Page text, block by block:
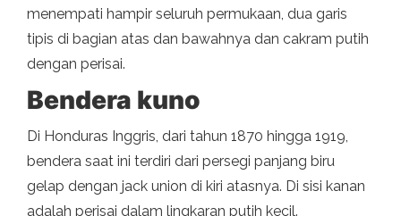
menempati hampir seluruh permukaan, dua garis
tipis di bagian atas dan bawahnya dan cakram putih
dengan perisai.
Bendera kuno
Di Honduras Inggris, dari tahun 1870 hingga 1919,
bendera saat ini terdiri dari persegi panjang biru
gelap dengan jack union di kiri atasnya. Di sisi kanan
adalah perisai dalam lingkaran putih kecil.